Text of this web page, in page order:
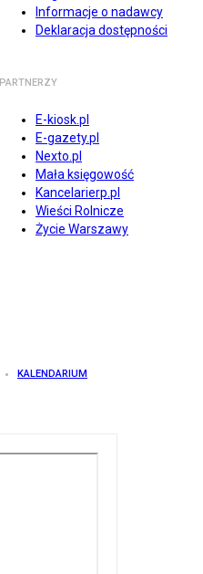
Informacje o nadawcy
Deklaracja dostępności
PARTNERZY
E-kiosk.pl
E-gazety.pl
Nexto.pl
Mała księgowość
Kancelarierp.pl
Wieści Rolnicze
Życie Warszawy
KALENDARIUM